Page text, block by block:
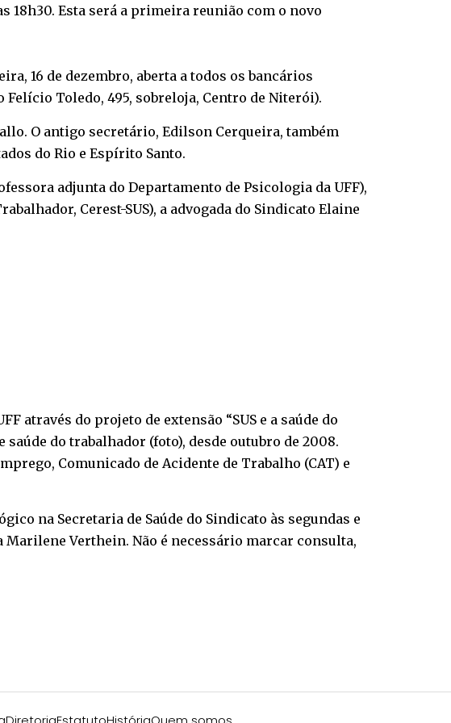
18h30. Esta será a primeira reunião com o novo
16 de dezembro, aberta a todos os bancários
Toledo, 495, sobreloja, Centro de Niterói).
O antigo secretário, Edilson Cerqueira, também
do Rio e Espírito Santo.
adjunta do Departamento de Psicologia da UFF),
Cerest-SUS), a advogada do Sindicato Elaine
através do projeto de extensão “SUS e a saúde do
do trabalhador (foto), desde outubro de 2008.
Comunicado de Acidente de Trabalho (CAT) e
na Secretaria de Saúde do Sindicato às segundas e
Marilene Verthein. Não é necessário marcar consulta,